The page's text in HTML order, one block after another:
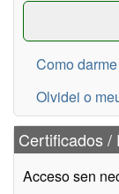
Como
Olvidei o
Certificados /
Acceso sen